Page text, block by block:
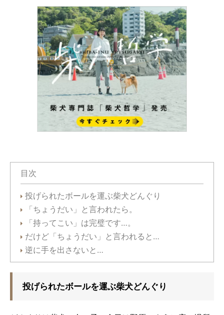
目次
投げられたボールを運ぶ柴犬どんぐり
「ちょうだい」と言われたら。
「持ってこい」は完璧です…。
だけど「ちょうだい」と言われると…
逆に手を出さないと…
投げられたボールを運ぶ柴犬どんぐり